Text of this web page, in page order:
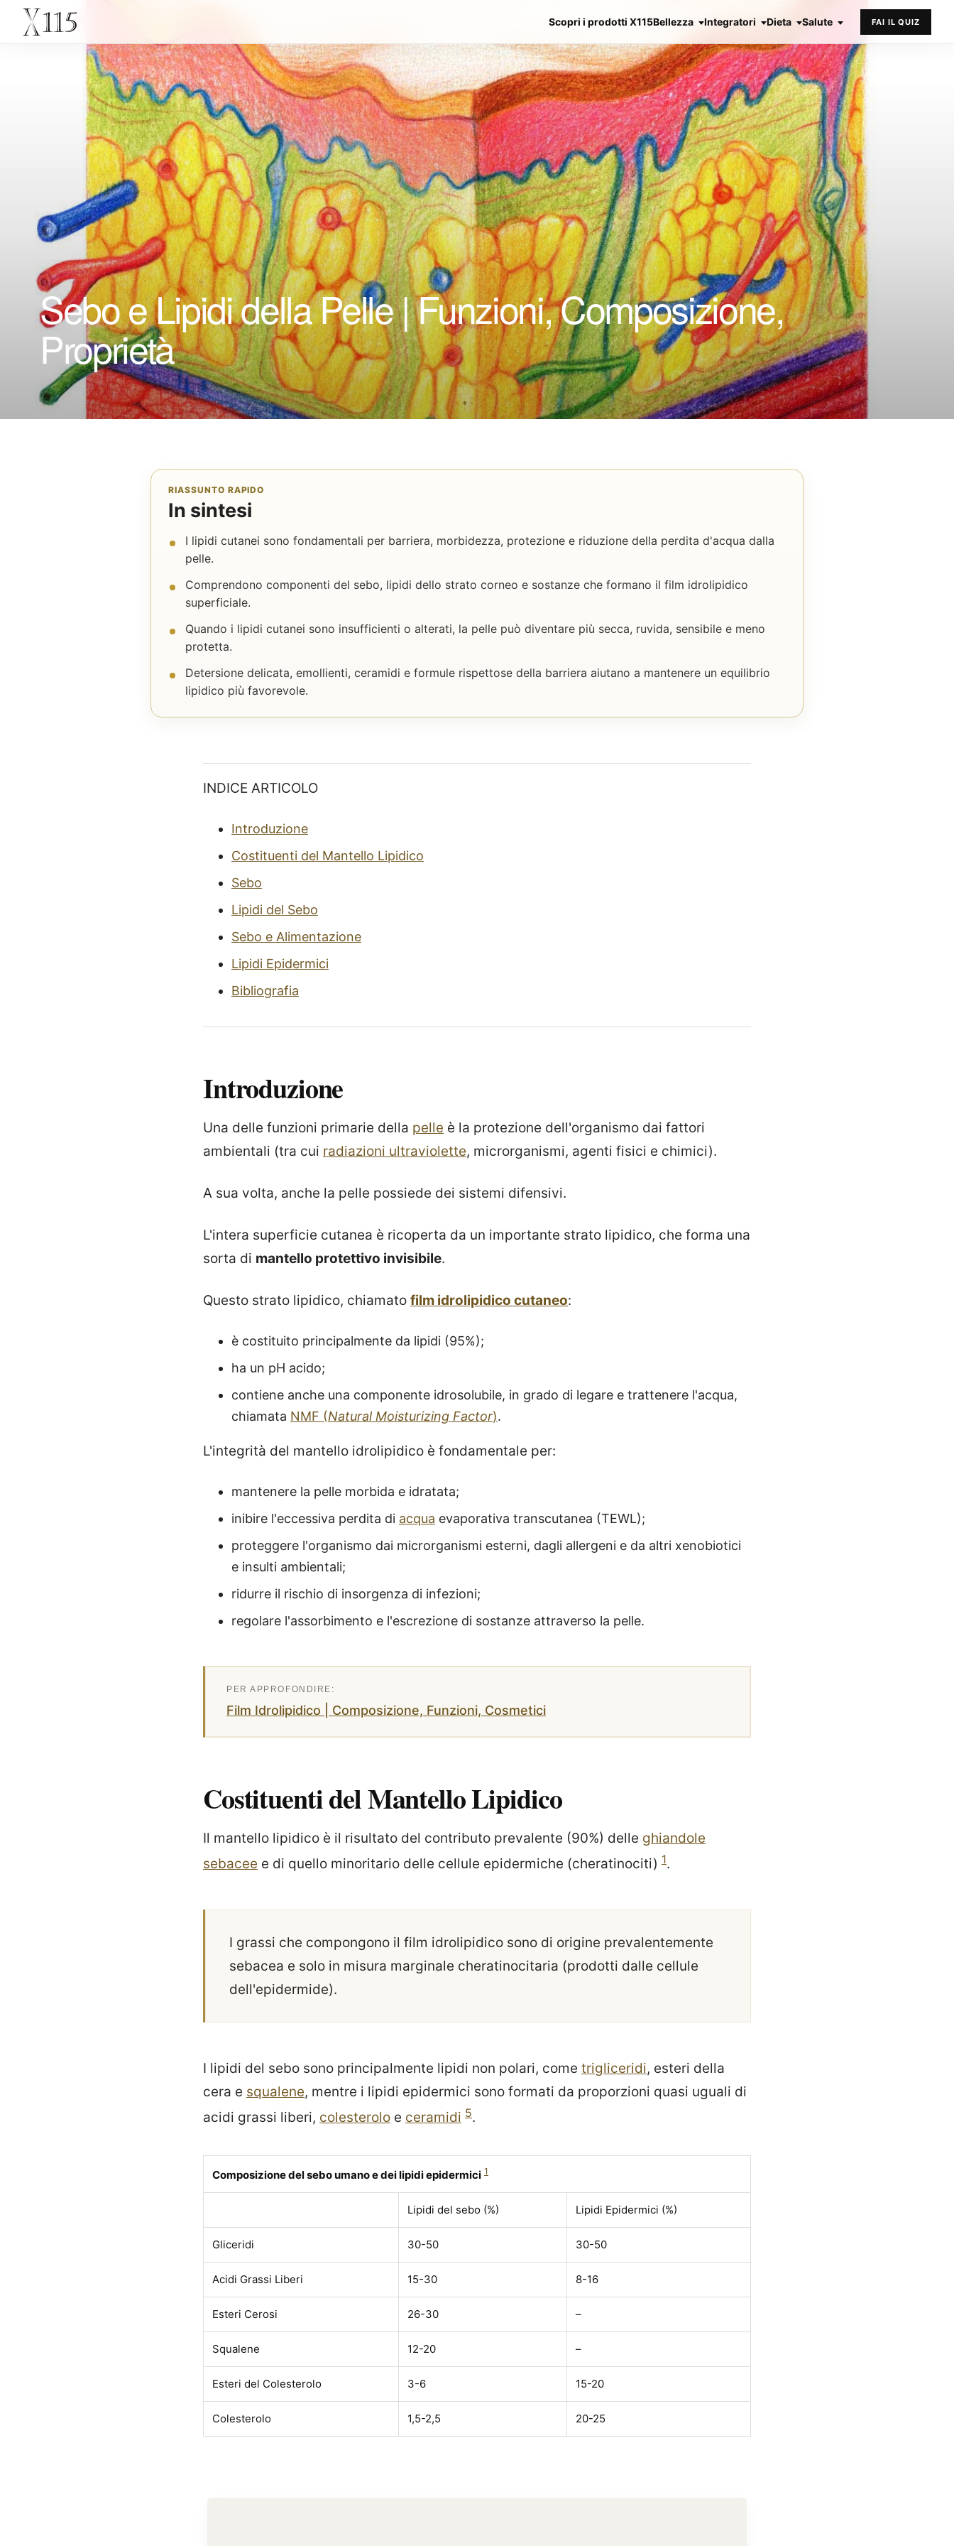
Scopri i prodotti X115Bellezza Integratori Dieta Salute FAI IL QUIZ
Sebo e Lipidi della Pelle | Funzioni, Composizione,
Proprietà
RIASSUNTO RAPIDO
In sintesi
I lipidi cutanei sono fondamentali per barriera, morbidezza, protezione e riduzione della perdita d'acqua dalla
pelle.
Comprendono componenti del sebo, lipidi dello strato corneo e sostanze che formano il film idrolipidico
superficiale.
Quando i lipidi cutanei sono insufficienti o alterati, la pelle può diventare più secca, ruvida, sensibile e meno
protetta.
Detersione delicata, emollienti, ceramidi e formule rispettose della barriera aiutano a mantenere un equilibrio
lipidico più favorevole.
INDICE ARTICOLO
Introduzione
Costituenti del Mantello Lipidico
Sebo
Lipidi del Sebo
Sebo e Alimentazione
Lipidi Epidermici
Bibliografia
Introduzione
Una delle funzioni primarie della pelle è la protezione dell'organismo dai fattori
ambientali (tra cui radiazioni ultraviolette, microrganismi, agenti fisici e chimici).
A sua volta, anche la pelle possiede dei sistemi difensivi.
L'intera superficie cutanea è ricoperta da un importante strato lipidico, che forma una
sorta di mantello protettivo invisibile.
Questo strato lipidico, chiamato film idrolipidico cutaneo:
è costituito principalmente da lipidi (95%);
ha un pH acido;
contiene anche una componente idrosolubile, in grado di legare e trattenere l'acqua,
chiamata NMF (Natural Moisturizing Factor).
L'integrità del mantello idrolipidico è fondamentale per:
mantenere la pelle morbida e idratata;
inibire l'eccessiva perdita di acqua evaporativa transcutanea (TEWL);
proteggere l'organismo dai microrganismi esterni, dagli allergeni e da altri xenobiotici
e insulti ambientali;
ridurre il rischio di insorgenza di infezioni;
regolare l'assorbimento e l'escrezione di sostanze attraverso la pelle.
Film Idrolipidico | Composizione, Funzioni, Cosmetici
Costituenti del Mantello Lipidico
Il mantello lipidico è il risultato del contributo prevalente (90%) delle ghiandole
sebacee e di quello minoritario delle cellule epidermiche (cheratinociti) 1.
I grassi che compongono il film idrolipidico sono di origine prevalentemente
sebacea e solo in misura marginale cheratinocitaria (prodotti dalle cellule
dell'epidermide).
I lipidi del sebo sono principalmente lipidi non polari, come trigliceridi, esteri della
cera e squalene, mentre i lipidi epidermici sono formati da proporzioni quasi uguali di
acidi grassi liberi, colesterolo e ceramidi 5.
Composizione del sebo umano e dei lipidi epidermici 1
Lipidi del sebo (%) Lipidi Epidermici (%)
Gliceridi 30-50 30-50
Acidi Grassi Liberi 15-30 8-16
Esteri Cerosi 26-30 –
Squalene 12-20 –
Esteri del Colesterolo 3-6 15-20
Colesterolo 1,5-2,5 20-25